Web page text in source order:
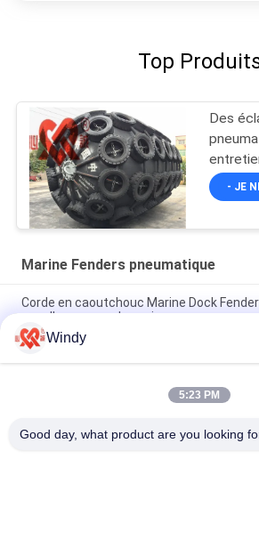
Top
Des
- JE
Marine Fenders pneumatique
Corde en caoutchouc Marine Dock
pour l'amarrage de navire
Amortisseurs gonflables de haute
amortisseurs en caoutchouc de
GV Marine Fenders Tyres Type
Windy
5:23 PM
Good day, what product are you looking